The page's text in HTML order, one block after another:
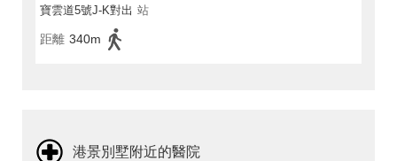
寶雲道5號J-K對出 站
距離 340m
港景別墅附近的醫院